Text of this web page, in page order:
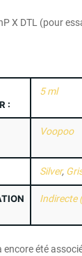
X DTL (pour
:
5 ml
Voopoo
Silver,
Indirecte
encore été